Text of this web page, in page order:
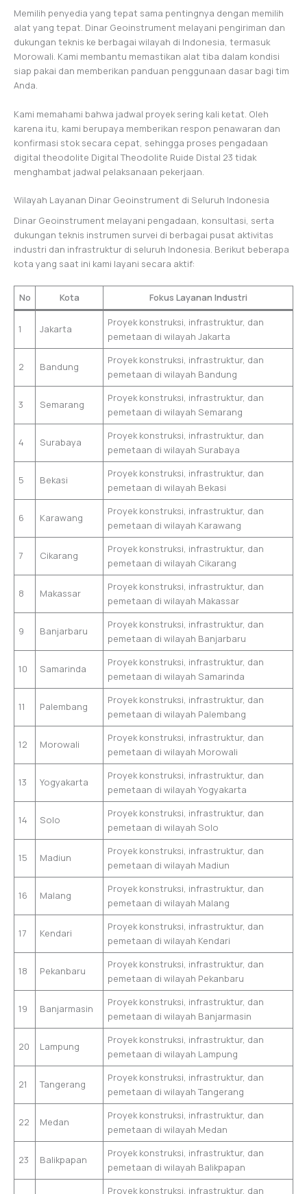
Memilih penyedia yang tepat sama pentingnya dengan memilih
alat yang tepat. Dinar Geoinstrument melayani pengiriman dan
dukungan teknis ke berbagai wilayah di Indonesia, termasuk
Morowali. Kami membantu memastikan alat tiba dalam kondisi
siap pakai dan memberikan panduan penggunaan dasar bagi tim
Anda.
Kami memahami bahwa jadwal proyek sering kali ketat. Oleh
karena itu, kami berupaya memberikan respon penawaran dan
konfirmasi stok secara cepat, sehingga proses pengadaan
digital theodolite Digital Theodolite Ruide Distal 23 tidak
menghambat jadwal pelaksanaan pekerjaan.
Wilayah Layanan Dinar Geoinstrument di Seluruh Indonesia
Dinar Geoinstrument melayani pengadaan, konsultasi, serta
dukungan teknis instrumen survei di berbagai pusat aktivitas
industri dan infrastruktur di seluruh Indonesia. Berikut beberapa
kota yang saat ini kami layani secara aktif:
No Kota Fokus Layanan Industri
1 Jakarta
Proyek konstruksi, infrastruktur, dan
pemetaan di wilayah Jakarta
2 Bandung
Proyek konstruksi, infrastruktur, dan
pemetaan di wilayah Bandung
3 Semarang
Proyek konstruksi, infrastruktur, dan
pemetaan di wilayah Semarang
4 Surabaya
Proyek konstruksi, infrastruktur, dan
pemetaan di wilayah Surabaya
5 Bekasi
Proyek konstruksi, infrastruktur, dan
pemetaan di wilayah Bekasi
6 Karawang
Proyek konstruksi, infrastruktur, dan
pemetaan di wilayah Karawang
7 Cikarang
Proyek konstruksi, infrastruktur, dan
pemetaan di wilayah Cikarang
8 Makassar
Proyek konstruksi, infrastruktur, dan
pemetaan di wilayah Makassar
9 Banjarbaru
Proyek konstruksi, infrastruktur, dan
pemetaan di wilayah Banjarbaru
10 Samarinda
Proyek konstruksi, infrastruktur, dan
pemetaan di wilayah Samarinda
11 Palembang
Proyek konstruksi, infrastruktur, dan
pemetaan di wilayah Palembang
12 Morowali
Proyek konstruksi, infrastruktur, dan
pemetaan di wilayah Morowali
13 Yogyakarta
Proyek konstruksi, infrastruktur, dan
pemetaan di wilayah Yogyakarta
14 Solo
Proyek konstruksi, infrastruktur, dan
pemetaan di wilayah Solo
15 Madiun
Proyek konstruksi, infrastruktur, dan
pemetaan di wilayah Madiun
16 Malang
Proyek konstruksi, infrastruktur, dan
pemetaan di wilayah Malang
17 Kendari
Proyek konstruksi, infrastruktur, dan
pemetaan di wilayah Kendari
18 Pekanbaru
Proyek konstruksi, infrastruktur, dan
pemetaan di wilayah Pekanbaru
19 Banjarmasin
Proyek konstruksi, infrastruktur, dan
pemetaan di wilayah Banjarmasin
20 Lampung
Proyek konstruksi, infrastruktur, dan
pemetaan di wilayah Lampung
21 Tangerang
Proyek konstruksi, infrastruktur, dan
pemetaan di wilayah Tangerang
22 Medan
Proyek konstruksi, infrastruktur, dan
pemetaan di wilayah Medan
23 Balikpapan
Proyek konstruksi, infrastruktur, dan
pemetaan di wilayah Balikpapan
Proyek konstruksi, infrastruktur, dan